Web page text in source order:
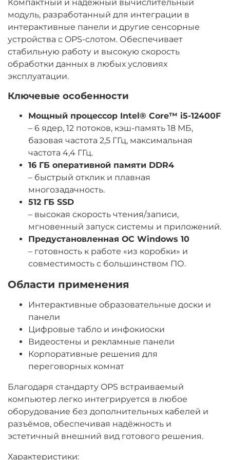
Операционная система
Windows 10
Входы, выходы, подключения
USB 3.0 Type A
4 шт
USB 2.0 Type A
2 шт
3 шт
USB Type C
DisplayPort
1 шт
RS232
LAN (RJ45)
Audio Jack (Line Out+Micro)
Размеры
Рабочая температура
от -20 до +60°С
Компактный и надёжный вычислительный
модуль, разработанный для интеграции в
интерактивные панели и другие сенсорные
устройства с OPS-слотом. Обеспечивает
стабильную работу и высокую скорость
обработки данных в любых условиях
эксплуатации.
Ключевые особенности
Мощный процессор Intel® Core™ i5-12400F
– 6 ядер, 12 потоков, кэш-память 18 МБ,
базовая частота 2,5 ГГц, максимальная
частота 4,4 ГГц.
16 ГБ оперативной памяти DDR4
– быстрый отклик и плавная
многозадачность.
512 ГБ SSD
– высокая скорость чтения/записи,
мгновенный запуск системы и приложений.
Предустановленная ОС Windows 10
– готовность к работе «из коробки» и
совместимость с большинством ПО.
Области применения
Интерактивные образовательные доски и
панели
Цифровые табло и инфокиоски
Видеостены и рекламные панели
Корпоративные решения для
переговорных комнат
Благодаря стандарту OPS встраиваемый
компьютер легко интегрируется в любое
оборудование без дополнительных кабелей и
разъёмов, обеспечивая надёжность и
эстетичный внешний вид готового решения.
Характеристики: